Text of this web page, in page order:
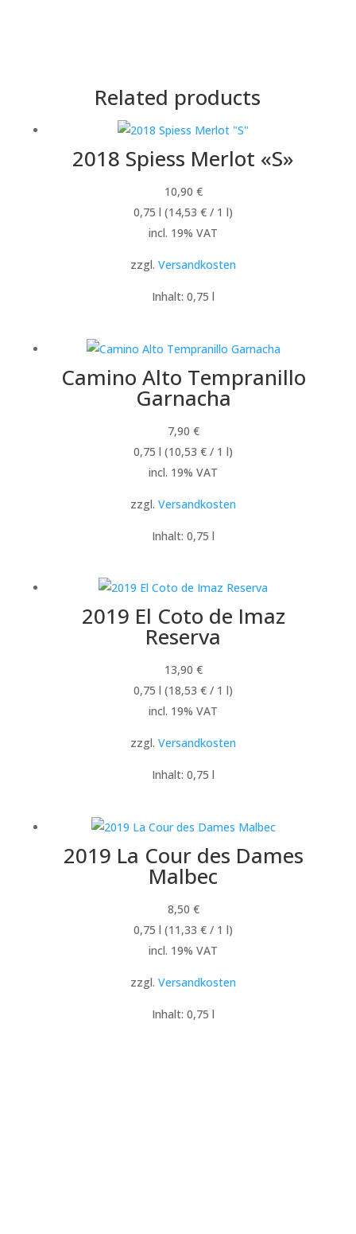
Related products
2018 Spiess Merlot «S»
10,90 €
0,75 l (14,53€ / 1l)
incl. 19% VAT
zzgl.Versandkosten
Inhalt: 0,75l
Camino Alto Tempranillo
Garnacha
7,90 €
0,75 l (10,53€ / 1l)
incl. 19% VAT
zzgl.Versandkosten
Inhalt: 0,75l
2019 El Coto de Imaz
Reserva
13,90 €
0,75 l (18,53€ / 1l)
incl. 19% VAT
zzgl.Versandkosten
Inhalt: 0,75l
2019 La Cour des Dames
Malbec
8,50 €
0,75 l (11,33€ / 1l)
incl. 19% VAT
zzgl.Versandkosten
Inhalt: 0,75l